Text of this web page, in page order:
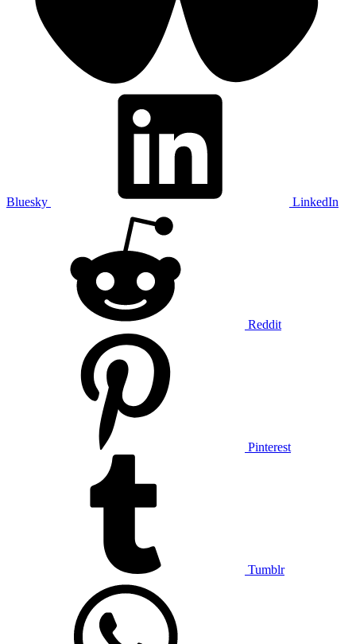
Bluesky LinkedIn
Reddit
Pinterest
Tumblr